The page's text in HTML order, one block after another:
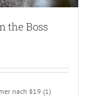
the Boss
nach §19 (1)